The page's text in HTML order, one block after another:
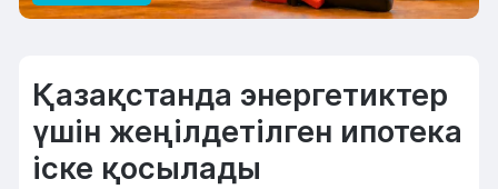
Қазақстанда энергетиктер
үшін жеңілдетілген ипотека
іске қосылады